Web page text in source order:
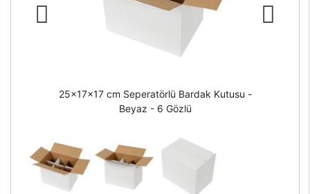
25x17x17 cm Seperatörlü Bardak Kutusu -
Beyaz - 6 Gözlü